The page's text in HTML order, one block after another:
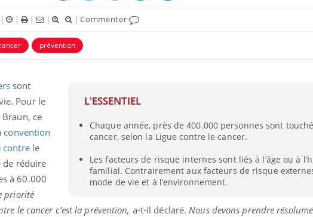
| | | | |Commenter
prévention
L'ESSENTIEL
Chaque année, près de 400.000 personnes sont
cancer, selon la Ligue contre le cancer.
Les facteurs de risque internes sont liés à l’âge ou à
familial. Contrairement aux facteurs de risque
mode de vie et à l’environnement.
sont
Pour le
ce
convention
contre le
de réduire
à 60.000
priorité
le cancer c'est la prévention, a-t-il déclaré. Nous devons prendre
t-
Fortes chaleurs :
pourquoi le risque de
Le Viagra pourrait-il